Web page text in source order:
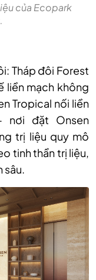
của Ecopark
Tháp đôi Forest
liền mạch không
Tropical nối liền
đặt Onsen
trị liệu quy mô
tinh thần trị liệu,